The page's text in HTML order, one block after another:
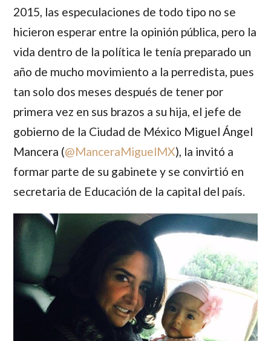
2015, las especulaciones de todo tipo no se
hicieron esperar entre la opinión pública, pero la
vida dentro de la política le tenía preparado un
año de mucho movimiento a la perredista, pues
tan solo dos meses después de tener por
primera vez en sus brazos a su hija, el jefe de
gobierno de la Ciudad de México Miguel Ángel
Mancera (@ManceraMiguelMX), la invitó a
formar parte de su gabinete y se convirtió en
secretaria de Educación de la capital del país.